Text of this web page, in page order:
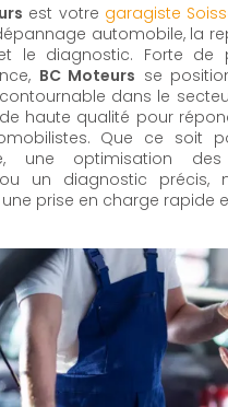
est votre garagiste
automobile, la
le diagnostic. Forte de
BC Moteurs se
dans le
haute qualité pour
Que ce soit
une optimisation des
un diagnostic précis,
prise en charge rapide